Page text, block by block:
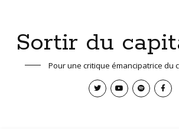
Sortir du
Pour une critique émancipatrice du